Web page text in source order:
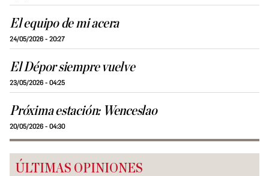
El equipo de mi acera
24/05/2026 - 20:27
El Dépor siempre vuelve
23/05/2026 - 04:25
Próxima estación: Wenceslao
20/05/2026 - 04:30
ÚLTIMAS OPINIONES